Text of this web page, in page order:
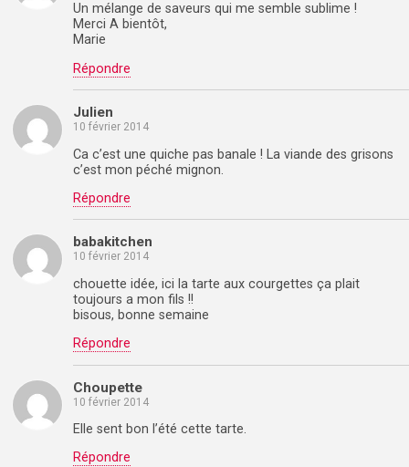
Un mélange de saveurs qui me semble sublime !
Merci A bientôt,
Marie
Répondre
Julien
10 février 2014
Ca c’est une quiche pas banale ! La viande des grisons
c’est mon péché mignon.
Répondre
babakitchen
10 février 2014
chouette idée, ici la tarte aux courgettes ça plait
toujours a mon fils !!
bisous, bonne semaine
Répondre
Choupette
10 février 2014
Elle sent bon l’été cette tarte.
Répondre